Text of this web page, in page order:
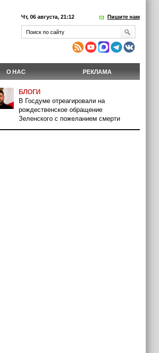
Чт, 06 августа, 21:12 Пишите нам
О НАС РЕКЛАМА
БЛОГИ
В Госдуме отреагировали на
рождественское обращение
Зеленского с пожеланием смерти